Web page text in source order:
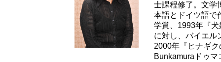
士課程修了。文学
本語とドイツ語で
学賞、1993年『
に対し、バイエル
2000年『ヒナギ
Bunkamuraドゥ